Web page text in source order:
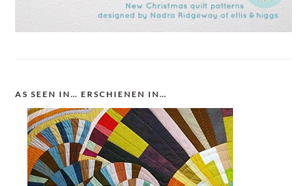
AS SEEN IN… ERSCHIENEN IN…